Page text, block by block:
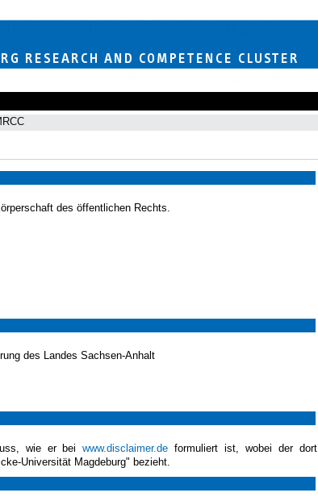
des öffentlichen Rechts.
des Landes Sachsen-Anhalt
wie er beiwww.disclaimer.de formuliert ist, wobei der dort
Universität Magdeburg" bezieht.